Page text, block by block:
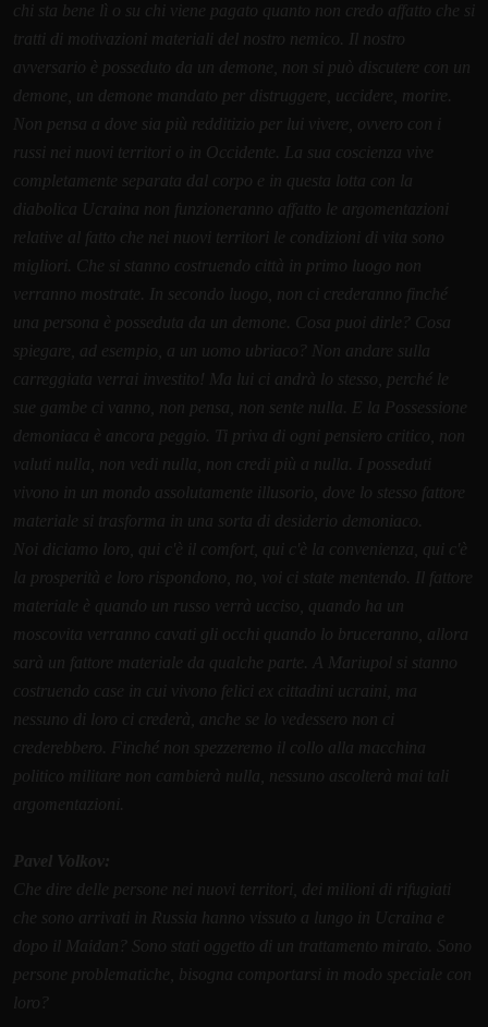
chi sta bene lì o su chi viene pagato quanto non credo affatto che si
tratti di motivazioni materiali del nostro nemico. Il nostro
avversario è posseduto da un demone, non si può discutere con un
demone, un demone mandato per distruggere, uccidere, morire.
Non pensa a dove sia più redditizio per lui vivere, ovvero con i
russi nei nuovi territori o in Occidente. La sua coscienza vive
completamente separata dal corpo e in questa lotta con la
diabolica Ucraina non funzioneranno affatto le argomentazioni
relative al fatto che nei nuovi territori le condizioni di vita sono
migliori. Che si stanno costruendo città in primo luogo non
verranno mostrate. In secondo luogo, non ci crederanno finché
una persona è posseduta da un demone. Cosa puoi dirle? Cosa
spiegare, ad esempio, a un uomo ubriaco? Non andare sulla
carreggiata verrai investito! Ma lui ci andrà lo stesso, perché le
sue gambe ci vanno, non pensa, non sente nulla. E la Possessione
demoniaca è ancora peggio. Ti priva di ogni pensiero critico, non
valuti nulla, non vedi nulla, non credi più a nulla. I posseduti
vivono in un mondo assolutamente illusorio, dove lo stesso fattore
materiale si trasforma in una sorta di desiderio demoniaco.
Noi diciamo loro, qui c'è il comfort, qui c'è la convenienza, qui c'è
la prosperità e loro rispondono, no, voi ci state mentendo. Il fattore
materiale è quando un russo verrà ucciso, quando ha un
moscovita verranno cavati gli occhi quando lo bruceranno, allora
sarà un fattore materiale da qualche parte. A Mariupol si stanno
costruendo case in cui vivono felici ex cittadini ucraini, ma
nessuno di loro ci crederà, anche se lo vedessero non ci
crederebbero. Finché non spezzeremo il collo alla macchina
politico militare non cambierà nulla, nessuno ascolterà mai tali
argomentazioni.
Pavel Volkov:
Che dire delle persone nei nuovi territori, dei milioni di rifugiati
che sono arrivati in Russia hanno vissuto a lungo in Ucraina e
dopo il Maidan? Sono stati oggetto di un trattamento mirato. Sono
persone problematiche, bisogna comportarsi in modo speciale con
loro?